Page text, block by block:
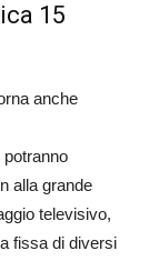
15
anche
potranno
alla grande
televisivo,
fissa di diversi